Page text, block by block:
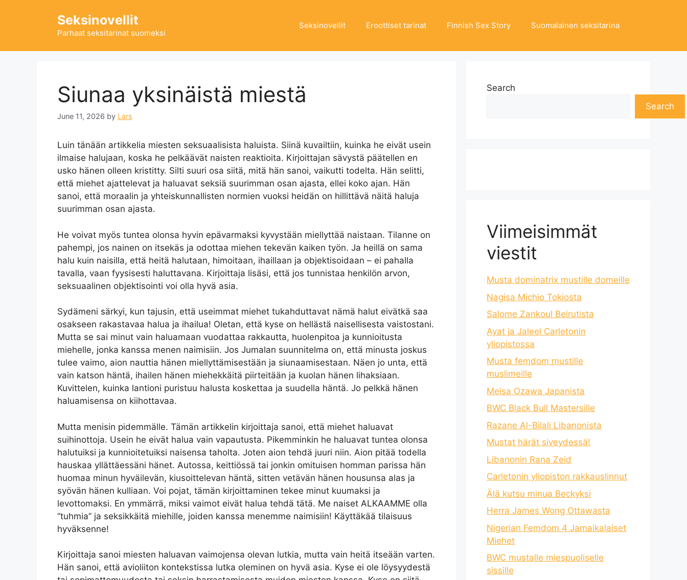
Seksinovellit
Parhaat seksitarinat suomeksi
Seksinovellit Eroottiset tarinat Finnish Sex Story Suomalainen seksitarina
Siunaa yksinäistä miestä
June 11, 2026 by Lars
Luin tänään artikkelia miesten seksuaalisista haluista. Siinä kuvailtiin, kuinka he eivät usein
ilmaise halujaan, koska he pelkäävät naisten reaktioita. Kirjoittajan sävystä päätellen en
usko hänen olleen kristitty. Silti suuri osa siitä, mitä hän sanoi, vaikutti todelta. Hän selitti,
että miehet ajattelevat ja haluavat seksiä suurimman osan ajasta, ellei koko ajan. Hän
sanoi, että moraalin ja yhteiskunnallisten normien vuoksi heidän on hillittävä näitä haluja
suurimman osan ajasta.
He voivat myös tuntea olonsa hyvin epävarmaksi kyvystään miellyttää naistaan. Tilanne on
pahempi, jos nainen on itsekäs ja odottaa miehen tekevän kaiken työn. Ja heillä on sama
halu kuin naisilla, että heitä halutaan, himoitaan, ihaillaan ja objektisoidaan – ei pahalla
tavalla, vaan fyysisesti haluttavana. Kirjoittaja lisäsi, että jos tunnistaa henkilön arvon,
seksuaalinen objektisointi voi olla hyvä asia.
Sydämeni särkyi, kun tajusin, että useimmat miehet tukahduttavat nämä halut eivätkä saa
osakseen rakastavaa halua ja ihailua! Oletan, että kyse on hellästä naisellisesta vaistostani.
Mutta se sai minut vain haluamaan vuodattaa rakkautta, huolenpitoa ja kunnioitusta
miehelle, jonka kanssa menen naimisiin. Jos Jumalan suunnitelma on, että minusta joskus
tulee vaimo, aion nauttia hänen miellyttämisestään ja siunaamisestaan. Näen jo unta, että
vain katson häntä, ihailen hänen miehekkäitä piirteitään ja kuolan hänen lihaksiaan.
Kuvittelen, kuinka lantioni puristuu halusta koskettaa ja suudella häntä. Jo pelkkä hänen
haluamisensa on kiihottavaa.
Mutta menisin pidemmälle. Tämän artikkelin kirjoittaja sanoi, että miehet haluavat
suihinottoja. Usein he eivät halua vain vapautusta. Pikemminkin he haluavat tuntea olonsa
halutuiksi ja kunnioitetuiksi naisensa taholta. Joten aion tehdä juuri niin. Aion pitää todella
hauskaa yllättäessäni hänet. Autossa, keittiössä tai jonkin omituisen homman parissa hän
huomaa minun hyväilevän, kiusoittelevan häntä, sitten vetävän hänen housunsa alas ja
syövän hänen kulliaan. Voi pojat, tämän kirjoittaminen tekee minut kuumaksi ja
levottomaksi. En ymmärrä, miksi vaimot eivät halua tehdä tätä. Me naiset ALKAAMME olla
“tuhmia” ja seksikkäitä miehille, joiden kanssa menemme naimisiin! Käyttäkää tilaisuus
hyväksenne!
Kirjoittaja sanoi miesten haluavan vaimojensa olevan lutkia, mutta vain heitä itseään varten.
Hän sanoi, että avioliiton kontekstissa lutka oleminen on hyvä asia. Kyse ei ole löysyydestä
Search
Search
Viimeisimmät
viestit
Musta dominatrix mustille domeille
Nagisa Michio Tokiosta
Salome Zankoul Beirutista
Ayat ja Jaleel Carletonin
yliopistossa
Musta femdom mustille
muslimeille
Meisa Ozawa Japanista
BWC Black Bull Mastersille
Razane Al-Bilali Libanonista
Mustat härät siveydessä!
Libanonin Rana Zeid
Carletonin yliopiston rakkauslinnut
Älä kutsu minua Beckyksi
Herra James Wong Ottawasta
Nigerian Femdom 4 Jamaikalaiset
Miehet
BWC mustalle miespuoliselle
sissille